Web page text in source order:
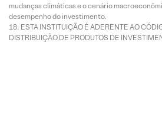
mudanças climáticas e o cenário
desempenho do investimento.
ESTA INSTITUIÇÃO É ADERENTE AO
DISTRIBUIÇÃO DE PRODUTOS DE